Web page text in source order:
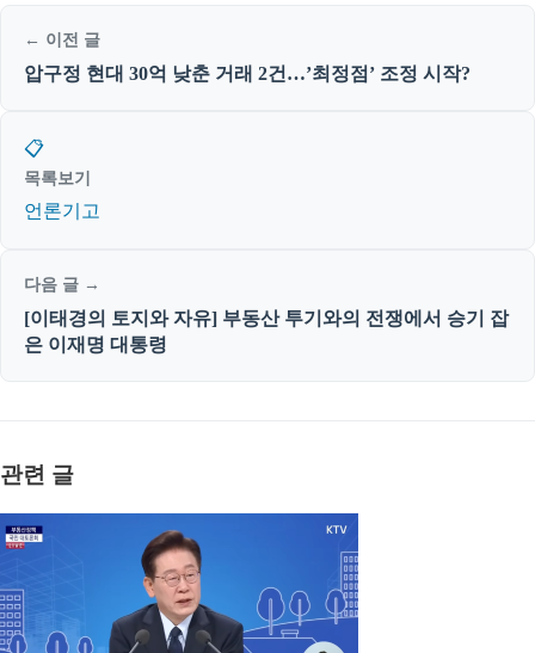
← 이전 글
압구정 현대 30억 낮춘 거래 2건…’최정점’ 조정 시작?
📋
목록보기
언론기고
다음 글 →
[이태경의 토지와 자유] 부동산 투기와의 전쟁에서 승기 잡
은 이재명 대통령
관련 글